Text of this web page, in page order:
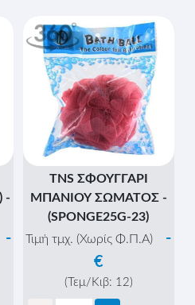
-
-
TNS ΣΦΟΥΓΓΑΡΙ
ΜΠΑΝΙΟΥ ΣΩΜΑΤΟΣ -
(SPONGE25G-23)
Τιμή τμχ. (Χωρίς Φ.Π.Α)
-
€
(Τεμ/Κιβ: 12)